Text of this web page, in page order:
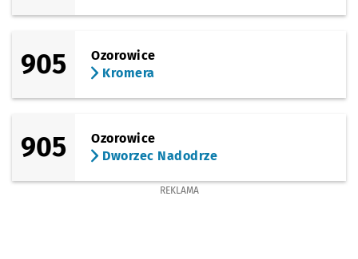
905
Ozorowice
Kromera
905
Ozorowice
Dworzec Nadodrze
REKLAMA